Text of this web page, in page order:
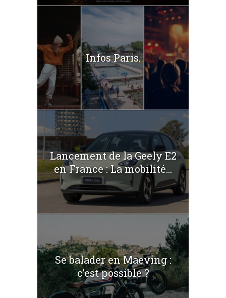
Infos Paris.
Lancement de la Geely E2
en France : La mobilité...
Se balader en Maeving :
c’est possible ?